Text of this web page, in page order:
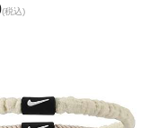
(税込)